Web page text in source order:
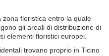
floristica entro la quale
gli areali di distribuzione di
elementi floristici europei.
trovano proprio in Ticino